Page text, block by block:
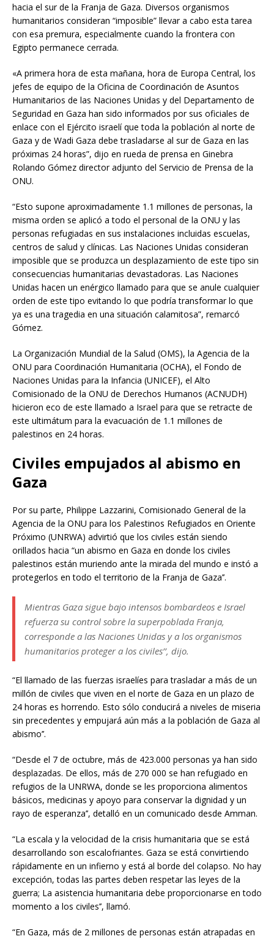
hacia el sur de la Franja de Gaza. Diversos organismos
humanitarios consideran “imposible” llevar a cabo esta tarea
con esa premura, especialmente cuando la frontera con
Egipto permanece cerrada.
«A primera hora de esta mañana, hora de Europa Central, los
jefes de equipo de la Oficina de Coordinación de Asuntos
Humanitarios de las Naciones Unidas y del Departamento de
Seguridad en Gaza han sido informados por sus oficiales de
enlace con el Ejército israelí que toda la población al norte de
Gaza y de Wadi Gaza debe trasladarse al sur de Gaza en las
próximas 24 horas”, dijo en rueda de prensa en Ginebra
Rolando Gómez director adjunto del Servicio de Prensa de la
ONU.
“Esto supone aproximadamente 1.1 millones de personas, la
misma orden se aplicó a todo el personal de la ONU y las
personas refugiadas en sus instalaciones incluidas escuelas,
centros de salud y clínicas. Las Naciones Unidas consideran
imposible que se produzca un desplazamiento de este tipo sin
consecuencias humanitarias devastadoras. Las Naciones
Unidas hacen un enérgico llamado para que se anule cualquier
orden de este tipo evitando lo que podría transformar lo que
ya es una tragedia en una situación calamitosa”, remarcó
Gómez.
La Organización Mundial de la Salud (OMS), la Agencia de la
ONU para Coordinación Humanitaria (OCHA), el Fondo de
Naciones Unidas para la Infancia (UNICEF), el Alto
Comisionado de la ONU de Derechos Humanos (ACNUDH)
hicieron eco de este llamado a Israel para que se retracte de
este ultimátum para la evacuación de 1.1 millones de
palestinos en 24 horas.
Civiles empujados al abismo en
Gaza
Por su parte, Philippe Lazzarini, Comisionado General de la
Agencia de la ONU para los Palestinos Refugiados en Oriente
Próximo (UNRWA) advirtió que los civiles están siendo
orillados hacia “un abismo en Gaza en donde los civiles
palestinos están muriendo ante la mirada del mundo e instó a
protegerlos en todo el territorio de la Franja de Gaza’’.
Mientras Gaza sigue bajo intensos bombardeos e Israel
refuerza su control sobre la superpoblada Franja,
corresponde a las Naciones Unidas y a los organismos
humanitarios proteger a los civiles’’, dijo.
“El llamado de las fuerzas israelíes para trasladar a más de un
millón de civiles que viven en el norte de Gaza en un plazo de
24 horas es horrendo. Esto sólo conducirá a niveles de miseria
sin precedentes y empujará aún más a la población de Gaza al
abismo’’.
“Desde el 7 de octubre, más de 423.000 personas ya han sido
desplazadas. De ellos, más de 270 000 se han refugiado en
refugios de la UNRWA, donde se les proporciona alimentos
básicos, medicinas y apoyo para conservar la dignidad y un
rayo de esperanza’’, detalló en un comunicado desde Amman.
“La escala y la velocidad de la crisis humanitaria que se está
desarrollando son escalofriantes. Gaza se está convirtiendo
rápidamente en un infierno y está al borde del colapso. No hay
excepción, todas las partes deben respetar las leyes de la
guerra; La asistencia humanitaria debe proporcionarse en todo
momento a los civiles’’, llamó.
“En Gaza, más de 2 millones de personas están atrapadas en